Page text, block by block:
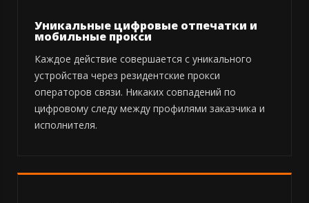
Уникальные цифровые отпечатки и
мобильные прокси
Каждое действие совершается с уникального
устройства через резидентские прокси
операторов связи. Никаких совпадений по
цифровому следу между профилями заказчика и
исполнителя.